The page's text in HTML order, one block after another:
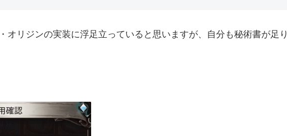
オリジンの実装に浮足立っていると思いますが、自分も秘術書が足り